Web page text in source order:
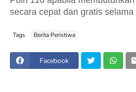
secara cepat dan gratis
Tags Berita Peristiwa
Facebook